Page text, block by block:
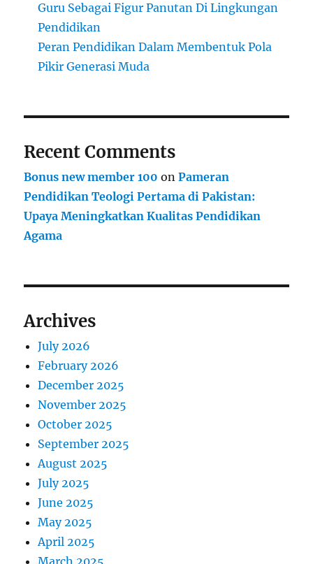
Guru Sebagai Figur Panutan Di Lingkungan
Pendidikan
Peran Pendidikan Dalam Membentuk Pola
Pikir Generasi Muda
Recent Comments
Bonus new member 100 onPameran
Pendidikan Teologi Pertama di Pakistan:
Upaya Meningkatkan Kualitas Pendidikan
Agama
Archives
July 2026
February 2026
December 2025
November 2025
October 2025
September 2025
August 2025
July 2025
June 2025
May 2025
April 2025